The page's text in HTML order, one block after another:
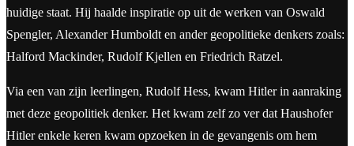
huidige staat. Hij haalde inspiratie op uit de werken van Oswald
Spengler, Alexander Humboldt en ander geopolitieke denkers zoals:
Halford Mackinder, Rudolf Kjellen en Friedrich Ratzel.
Via een van zijn leerlingen, Rudolf Hess, kwam Hitler in aanraking
met deze geopolitiek denker. Het kwam zelf zo ver dat Haushofer
Hitler enkele keren kwam opzoeken in de gevangenis om hem